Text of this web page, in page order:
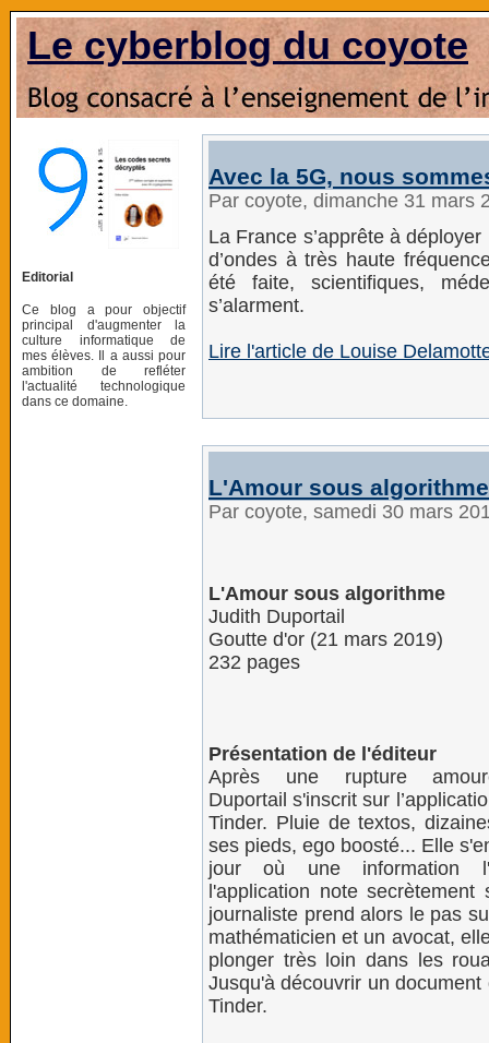
Le cyberblog du coyote
Editorial
Ce blog a pour objectif
principal d'augmenter la
culture informatique de
mes élèves. Il a aussi pour
ambition de refléter
l'actualité technologique
dans ce domaine.
Avec la 5G, nous
Par coyote, dimanche 31 mars
La France s’apprête à
d’ondes à très haute
été faite, scientifiques,
s’alarment.
Lire l'article de Louise
L'Amour sous algorithme
Par coyote, samedi 30 mars
L'Amour sous algorithme
Judith Duportail
Goutte d'or (21 mars 2019)
232 pages
Présentation de l'éditeur
Après une rupture
Duportail s'inscrit sur
Tinder. Pluie de textos,
ses pieds, ego boosté... Elle
jour où une information
l'application note
journaliste prend alors le pas
mathématicien et un avocat,
plonger très loin dans les
Jusqu'à découvrir un
Tinder.